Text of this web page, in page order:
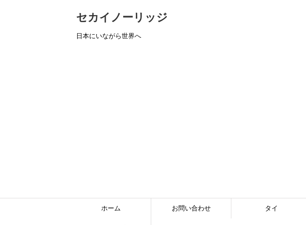
セカイノーリッジ
日本にいながら世界へ
ホーム お問い合わせ タイ